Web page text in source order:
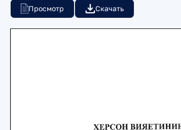
Просмотр Скачать